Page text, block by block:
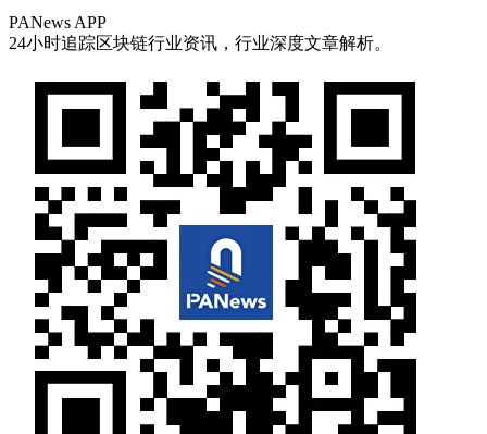
PANews APP
24小时追踪区块链行业资讯，行业深度文章解析。